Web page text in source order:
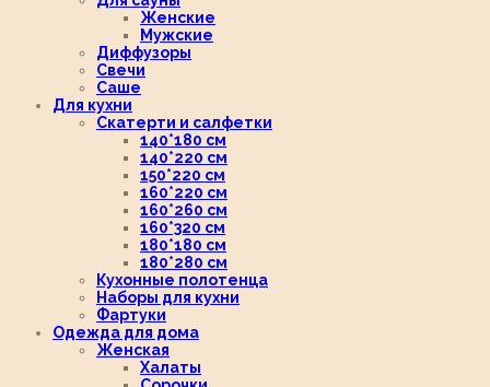
Женские
Мужские
Диффузоры
Свечи
Саше
Для кухни
Скатерти и салфетки
140*180 см
140*220 см
150*220 см
160*220 см
160*260 см
160*320 см
180*180 см
180*280 см
Кухонные полотенца
Наборы для кухни
Фартуки
Одежда для дома
Женская
Халаты